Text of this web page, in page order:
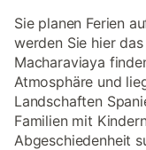
Sie planen Ferien
werden Sie hier
Macharaviaya
Atmosphäre und
Landschaften
Familien mit
Abgeschiedenheit